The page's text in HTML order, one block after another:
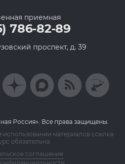
приемная
786-82-89
проспект, д. 39
Россия». Все права защищены.
материалов ссылка
обязательна
соглашение